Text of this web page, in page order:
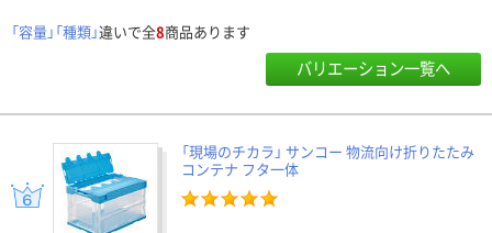
「容量」「種類」違いで全8商品あります
バリエーション一覧へ
「現場のチカラ」 サンコー 物流向け折りたたみ
コンテナ フタ一体